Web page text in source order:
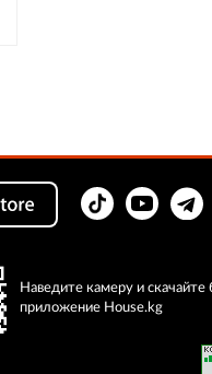
Наведите камеру и скачайте
приложение House.kg